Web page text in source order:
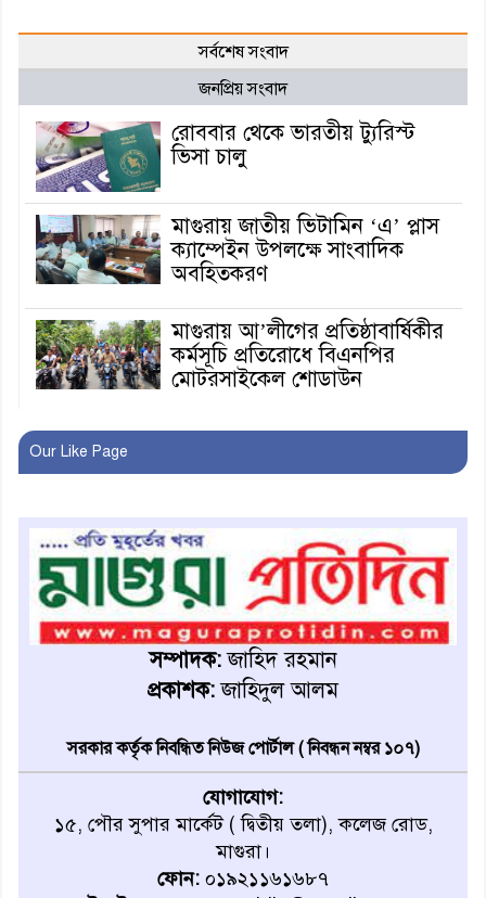
সর্বশেষ সংবাদ
জনপ্রিয় সংবাদ
রোববার থেকে ভারতীয় ট্যুরিস্ট
ভিসা চালু
মাগুরায় জাতীয় ভিটামিন ‘এ’ প্লাস
ক্যাম্পেইন উপলক্ষে সাংবাদিক
অবহিতকরণ
মাগুরায় আ’লীগের প্রতিষ্ঠাবার্ষিকীর
কর্মসূচি প্রতিরোধে বিএনপির
মোটরসাইকেল শোডাউন
খুব শিঘ্রই কর্মস্থলে ফিরবেন
মহম্মদপুর থানার ওসিকে ক্লোজ
বাবার হাতে বিক্রি টুকটুকি পুলিশের
সহযোগিতায় ফিরলো মায়ের
কোলে
বিক্ষোভ-সিসি ক্যামেরা ফুটেজ
যাচাইয়ের দাবি অভিযুক্ত শিক্ষকের
মাগুরার কথিত মাদক সম্রাট
আমিরুল গ্রেফতার
Our Like Page
সম্পাদক:জাহিদ রহমান
প্রকাশক:জাহিদুল আলম
সরকার কর্তৃক নিবন্ধিত নিউজ পোর্টাল ( নিবন্ধন নম্বর ১০৭)
যোগাযোগ:
১৫, পৌর সুপার মার্কেট ( দ্বিতীয় তলা), কলেজ রোড,
মাগুরা।
ফোন: ০১৯২১১৬১৬৮৭